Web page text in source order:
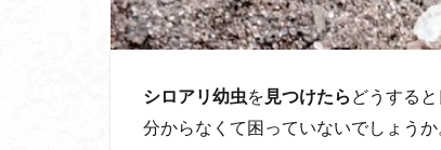
シロアリ幼虫を 見つけたら どうする
分からなくて困っていないでしょうか